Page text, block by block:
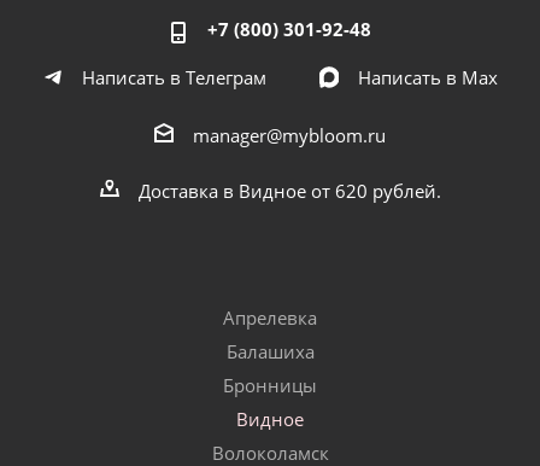
+7 (800) 301-92-48
Написать в Телеграм
Написать в Мах
manager@mybloom.ru
Доставка в Видное от 620 рублей.
Апрелевка
Балашиха
Бронницы
Видное
Волоколамск